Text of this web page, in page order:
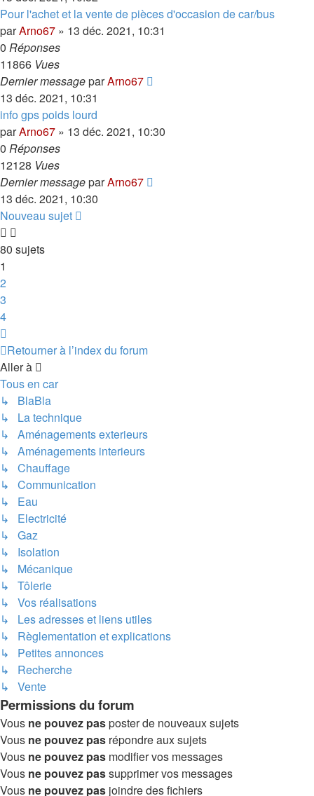
Pour l'achet et la vente de pièces d'occasion de car/bus
parArno67 » 13 déc. 2021, 10:31
0 Réponses
11866 Vues
Dernier messageparArno67
13 déc. 2021, 10:31
info gps poids lourd
parArno67 » 13 déc. 2021, 10:30
0 Réponses
12128 Vues
Dernier messageparArno67
13 déc. 2021, 10:30
Nouveau sujet
80 sujets
1
2
3
4
Retourner à l’index du forum
Aller à
Tous en car
↳ BlaBla
↳ La technique
↳ Aménagements exterieurs
↳ Aménagements interieurs
↳ Chauffage
↳ Communication
↳ Eau
↳ Electricité
↳ Gaz
↳ Isolation
↳ Mécanique
↳ Tôlerie
↳ Vos réalisations
↳ Les adresses et liens utiles
↳ Règlementation et explications
↳ Petites annonces
↳ Recherche
↳ Vente
Permissions du forum
Vous ne pouvez pasposter de nouveaux sujets
Vous ne pouvez pas répondre aux sujets
Vous ne pouvez pas modifier vos messages
Vous ne pouvez passupprimer vos messages
Vous ne pouvez pas joindre des fichiers